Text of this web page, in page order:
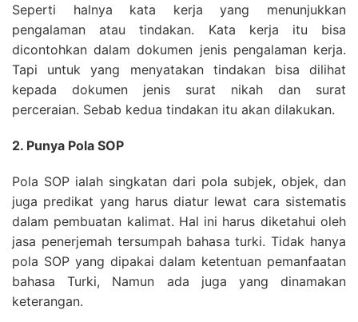
Seperti halnya kata kerja yang menunjukkan
pengalaman atau tindakan. Kata kerja itu bisa
dicontohkan dalam dokumen jenis pengalaman kerja.
Tapi untuk yang menyatakan tindakan bisa dilihat
kepada dokumen jenis surat nikah dan surat
perceraian. Sebab kedua tindakan itu akan dilakukan.
2. Punya Pola SOP
Pola SOP ialah singkatan dari pola subjek, objek, dan
juga predikat yang harus diatur lewat cara sistematis
dalam pembuatan kalimat. Hal ini harus diketahui oleh
jasa penerjemah tersumpah bahasa turki. Tidak hanya
pola SOP yang dipakai dalam ketentuan pemanfaatan
bahasa Turki, Namun ada juga yang dinamakan
keterangan.